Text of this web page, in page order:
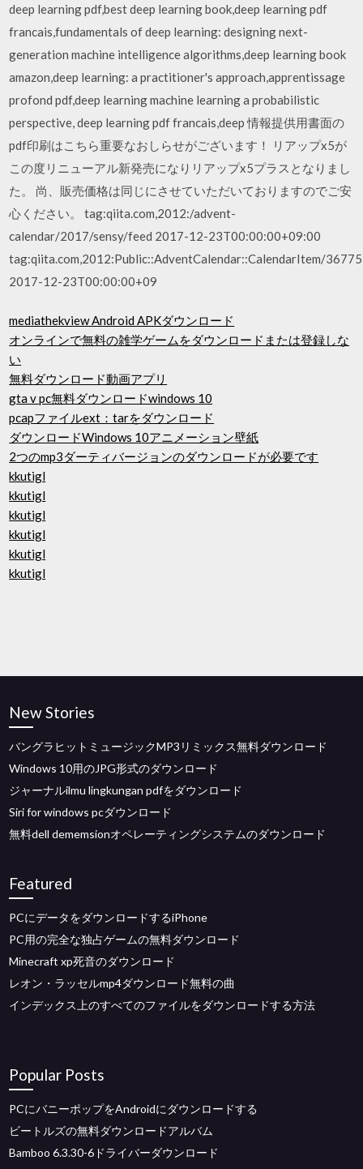
deep learning pdf,best deep learning book,deep learning pdf
francais,fundamentals of deep learning: designing next-
generation machine intelligence algorithms,deep learning book
amazon,deep learning: a practitioner's approach,apprentissage
profond pdf,deep learning machine learning a probabilistic
perspective, deep learning pdf francais,deep 情報提供用書面の
pdf印刷はこちら重要なおしらせがございます！ リアップx5が
この度リニューアル新発売になりリアップx5プラスとなりまし
た。 尚、販売価格は同じにさせていただいておりますのでご安
心ください。 tag:qiita.com,2012:/advent-
calendar/2017/sensy/feed 2017-12-23T00:00:00+09:00
tag:qiita.com,2012:Public::AdventCalendar::CalendarItem/36775
2017-12-23T00:00:00+09
mediathekview Android APKダウンロード
オンラインで無料の雑学ゲームをダウンロードまたは登録しな
い
無料ダウンロード動画アプリ
gta v pc無料ダウンロードwindows 10
pcapファイルext：tarをダウンロード
ダウンロードWindows 10アニメーション壁紙
2つのmp3ダーティバージョンのダウンロードが必要です
kkutigl
kkutigl
kkutigl
kkutigl
kkutigl
kkutigl
New Stories
バングラヒットミュージックMP3リミックス無料ダウンロード
Windows 10用のJPG形式のダウンロード
ジャーナルilmu lingkungan pdfをダウンロード
Siri for windows pcダウンロード
無料dell dememsionオペレーティングシステムのダウンロード
Featured
PCにデータをダウンロードするiPhone
PC用の完全な独占ゲームの無料ダウンロード
Minecraft xp死音のダウンロード
レオン・ラッセルmp4ダウンロード無料の曲
インデックス上のすべてのファイルをダウンロードする方法
Popular Posts
PCにバニーポップをAndroidにダウンロードする
ビートルズの無料ダウンロードアルバム
Bamboo 6.3.30-6ドライバーダウンロード